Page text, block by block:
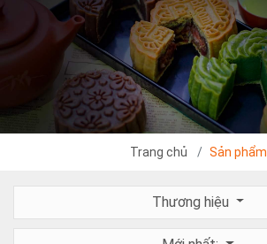
Trang chủ Sản phẩm
Thương hiệu